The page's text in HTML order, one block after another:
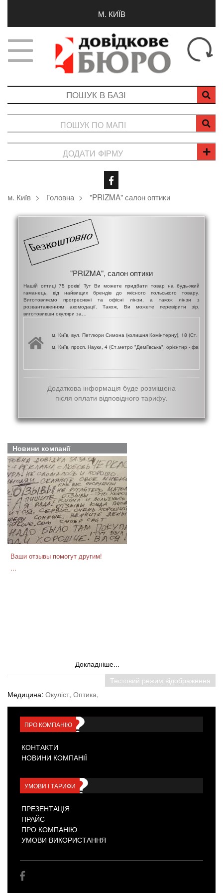
М. КИЇВ
ПОШУК ПО МАПІ
ДОДАТИ ФІРМУ
м. Київ Головна "PRIZMA" салон оптики
"PRIZMA", салон оптики
Нашій оптиці 75 років! Тут Ви можете придбати товар на будь-який
гаманець, від найвищих брендів до якісного польського товару.
Виготовляємо прогресивні та офісні лінзи, а також лінзи з
розвантаженням акомодації. Також, Ви можете перевірити зір,
виготовивши окуляри за…
м. Київ, вул. Петлюри Симона (колишня Комінтерну), 18 (Ст. Метро
м. Київ, просп. Науки, 4 (Ст.метро "Деміївська", орієнтир - фабрика
Додаткова інформація буде розміщена
після оплати відповідного тарифу.
Новини компанії
Ваши отзывы помогут другим!
...
Докладніше...
Тестовий режим відображення
Медицина: Окуліст, Оптика,
ПРО КОМПАНІЮ
КОНТАКТИ
НОВИНИ КОМПАНІЇ
УМОВИ І ТАРИФИ
ПРЕЗЕНТАЦІЯ
ПРАЙС
ПРО КОМПАНІЮ
УМОВИ ВИКОРИСТАННЯ